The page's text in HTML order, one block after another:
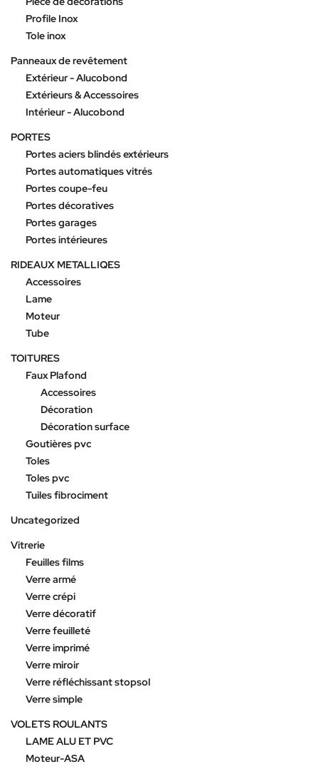
Profile Inox
Tole inox
Panneaux de revêtement
Extérieur - Alucobond
Extérieurs & Accessoires
Intérieur - Alucobond
PORTES
Portes aciers blindés extérieurs
Portes automatiques vitrés
Portes coupe-feu
Portes décoratives
Portes garages
Portes intérieures
RIDEAUX METALLIQES
Accessoires
Lame
Moteur
Tube
TOITURES
Faux Plafond
Accessoires
Décoration
Décoration surface
Goutières pvc
Toles
Toles pvc
Tuiles fibrociment
Uncategorized
Vitrerie
Feuilles films
Verre armé
Verre crépi
Verre décoratif
Verre feuilleté
Verre imprimé
Verre miroir
Verre réfléchissant stopsol
Verre simple
VOLETS ROULANTS
LAME ALU ET PVC
Moteur-ASA